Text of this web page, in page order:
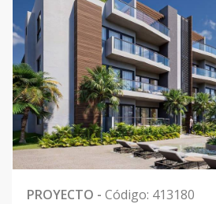
PROYECTO - Código: 413180